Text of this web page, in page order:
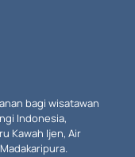
bagi wisatawan
Indonesia,
Kawah Ijen, Air